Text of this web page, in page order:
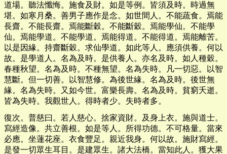
道場。聽法懺悔。施食及財。如是等例。皆須及時。時過無
堪。如寒月桑。善男子應作是念。如世間人。不能蔬食。焉能
長齋。不能長齋。焉能斷穀。不能斷穀。焉能學仙。不能學
仙。焉能學道。不能學道。焉能得道。不能得道。焉能離苦。
以是因緣。持齋斷穀。求仙學道。如此等人。應須供養。何以
故。是學道人。名為及時。是供養人。亦名及時。如人種穀。
春種秋望。名為及時。不種無望。名為失時。凡一切惡。以智
慧斷。但一切善。以智慧修。為後世緣。名為及時。後世無
緣。名為失時。又如今世。富樂長壽。名為及時。貧窮夭逝。
皆為失時。我觀世人。得時者少。失時者多。
復次。普慈曰。若人慈心。捨家資財。及身上衣。施與道士。
寫經造像。共立善根。如是等人。所得功德。不可格量。當來
必應。坐蓮花座。衣食豐足。親近我身。何以故。施財寫經。
是發一切眾生耳目。是建眾生。諸大法橋。當知此人。獲大果